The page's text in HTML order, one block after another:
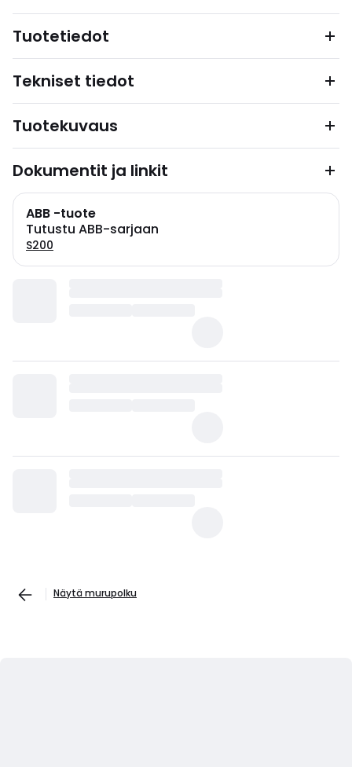
Tuotetiedot
Tekniset tiedot
Tuotekuvaus
Dokumentit ja linkit
ABB -tuote
Tutustu ABB-sarjaan
S200
Näytä murupolku